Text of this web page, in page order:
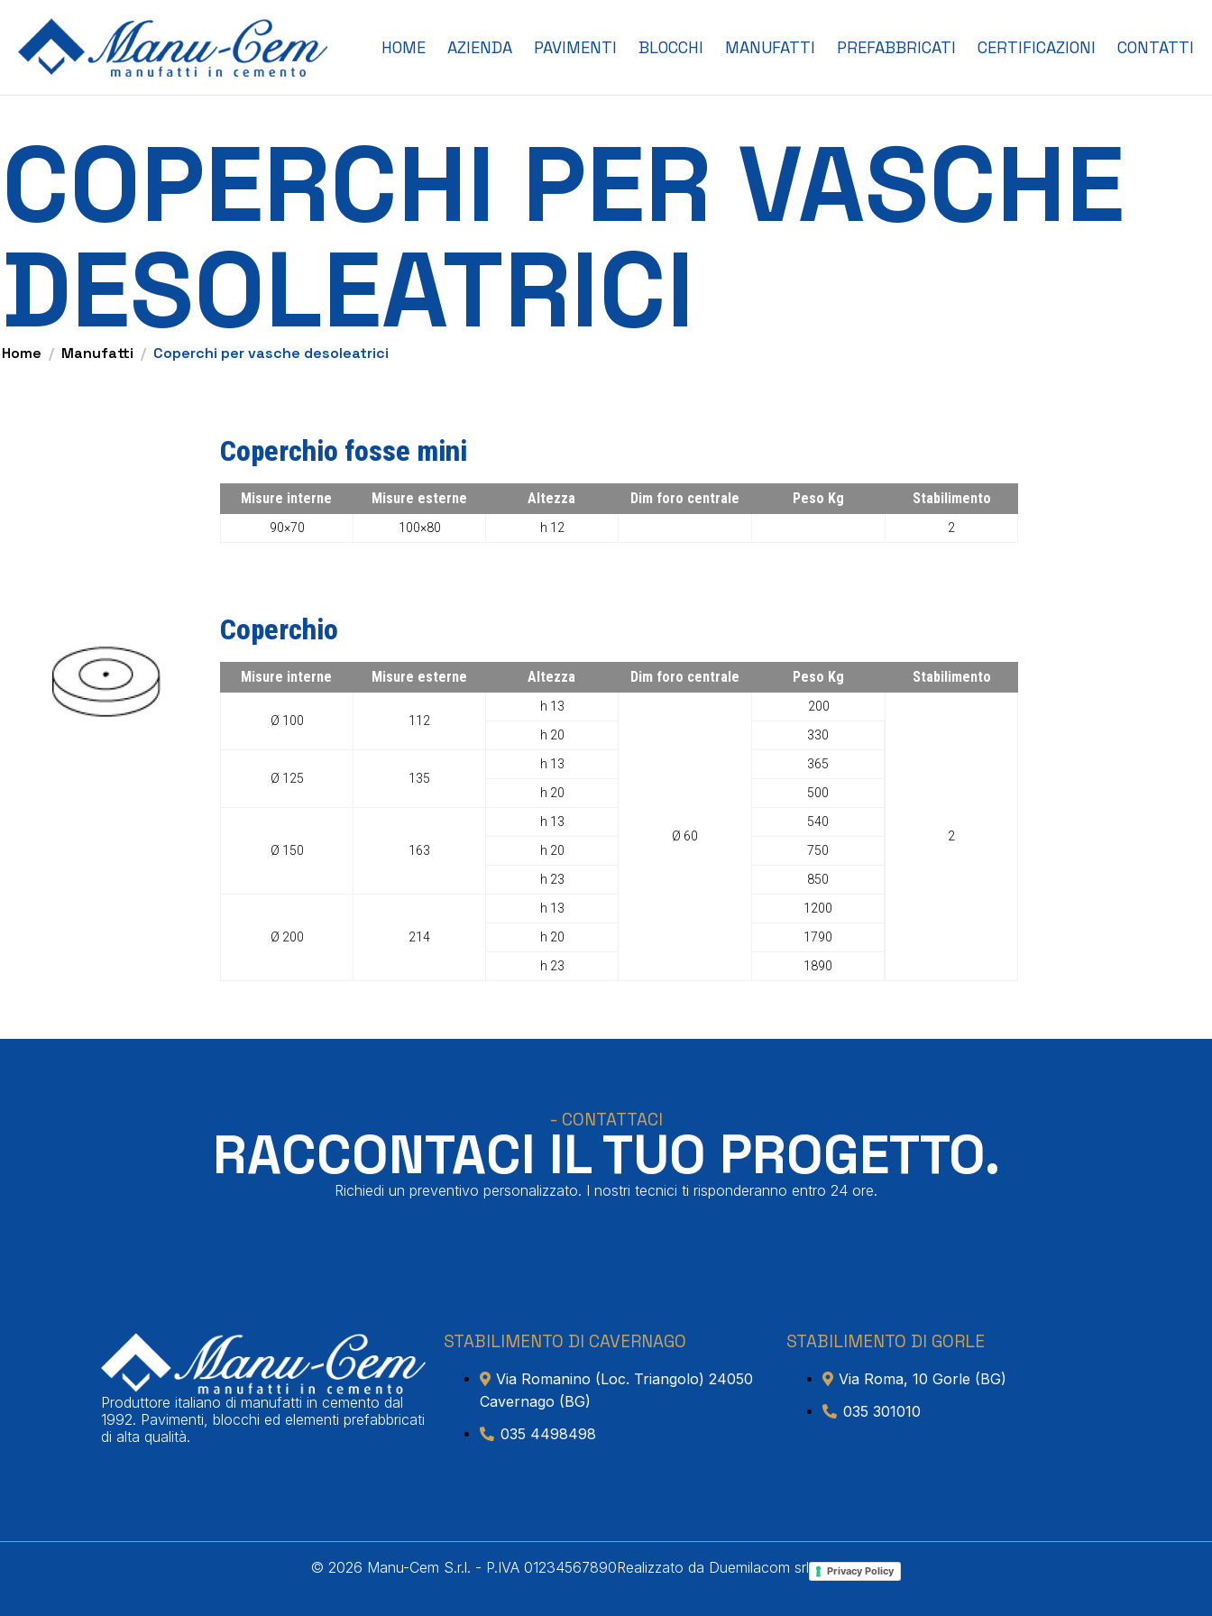
HOME AZIENDA PAVIMENTI BLOCCHI MANUFATTI PREFABBRICATI CERTIFICAZIONI CONTATTI
COPERCHI PER VASCHE
DESOLEATRICI
Home Manufatti Coperchi per vasche desoleatrici
Coperchio fosse mini
Misure interne Misure esterne Altezza Dim foro centrale Peso Kg Stabilimento
90×70 100×80 h 12 2
Coperchio
Misure interne Misure esterne Altezza Dim foro centrale Peso Kg Stabilimento
Ø 100 112
h 13
Ø 60
200
2
h 20 330
Ø 125 135
h 13
365
h 20
500
Ø 150 163
h 13
540
h 20
750
h 23
850
Ø 200 214
h 13
1200
h 20
1790
h 23
1890
- CONTATTACI
RACCONTACI IL TUO PROGETTO.
Richiedi un preventivo personalizzato. I nostri tecnici ti risponderanno entro 24 ore.
Produttore italiano di manufatti in cemento dal
1992. Pavimenti, blocchi ed elementi prefabbricati
di alta qualità.
STABILIMENTO DI CAVERNAGO
Via Romanino (Loc. Triangolo) 24050
Cavernago (BG)
035 4498498
STABILIMENTO DI GORLE
Via Roma, 10 Gorle (BG)
035 301010
© 2026 Manu-Cem S.r.l. - P.IVA 01234567890Realizzato da Duemilacom srl Privacy Policy